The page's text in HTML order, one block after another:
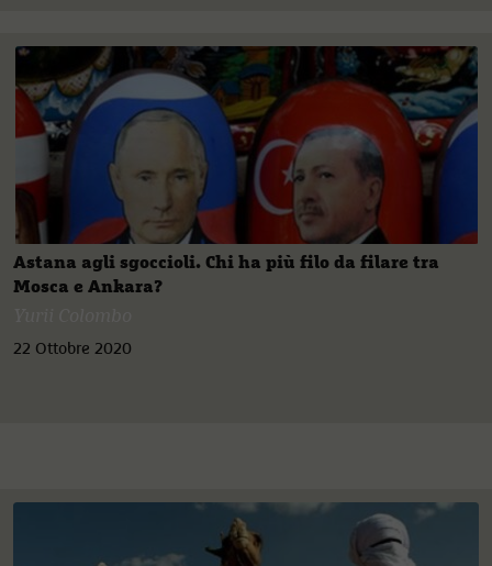
Astana agli sgoccioli. Chi ha più filo da filare tra
Mosca e Ankara?
22 Ottobre 2020